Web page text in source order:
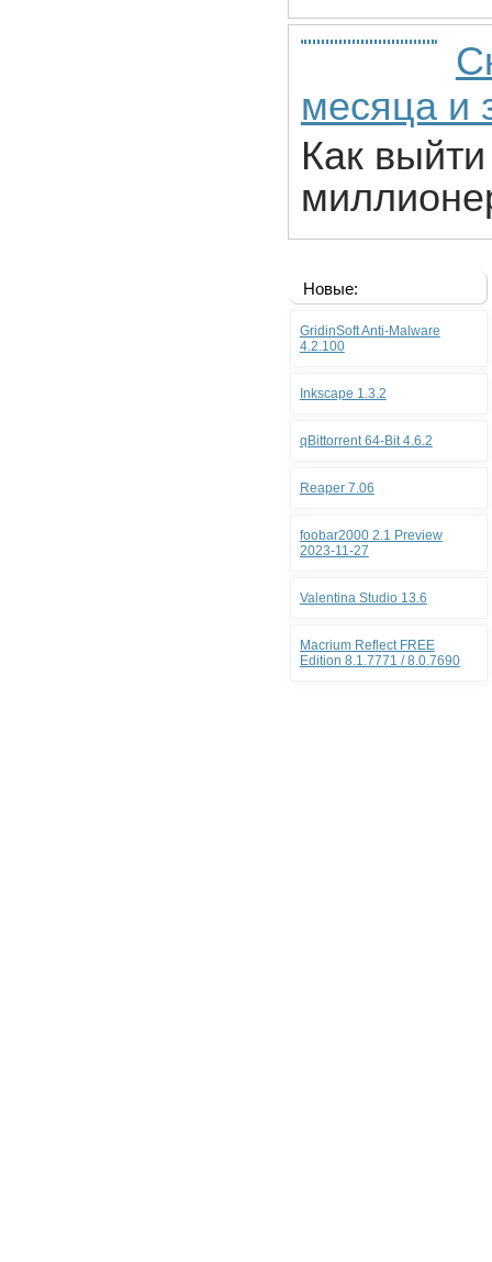
месяца и
Как
Новые:
GridinSoft Anti-Malware
4.2.100
Inkscape 1.3.2
qBittorrent 64-Bit 4.6.2
Reaper 7.06
foobar2000 2.1 Preview
2023-11-27
Valentina Studio 13.6
Macrium Reflect FREE
Edition 8.1.7771 / 8.0.7690